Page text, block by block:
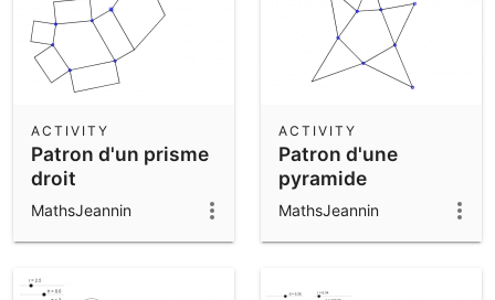
Patron d'un prisme
droit
ACTIVITY
MathsJeannin
Patron d'une
pyramide
ACTIVITY
MathsJeannin